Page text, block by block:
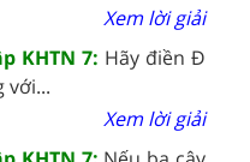
Xem lời giải
KHTN 7: Hãy điền Đ
với...
Xem lời giải